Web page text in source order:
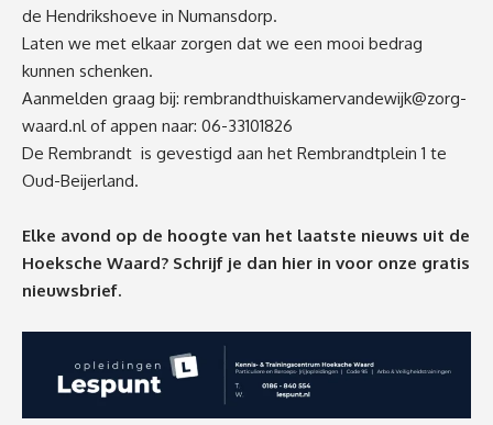
de Hendrikshoeve in Numansdorp.
Laten we met elkaar zorgen dat we een mooi bedrag
kunnen schenken.
Aanmelden graag bij: rembrandthuiskamervandewijk@zorg-
waard.nl of appen naar: 06-33101826
De Rembrandt is gevestigd aan het Rembrandtplein 1 te
Oud-Beijerland.
Elke avond op de hoogte van het laatste nieuws uit de
Hoeksche Waard? Schrijf je dan hier in voor onze gratis
nieuwsbrief.